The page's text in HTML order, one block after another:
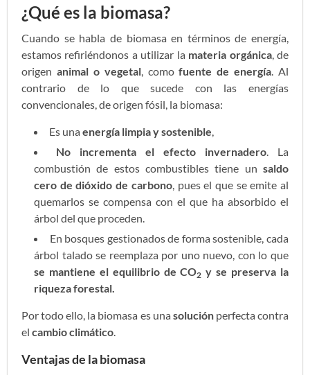
¿Qué es la biomasa?
Cuando se habla de biomasa en términos de energía,
estamos refiriéndonos a utilizar la materia orgánica, de
origen animal o vegetal, comofuente de energía . Al
contrario de lo que sucede con las energías
convencionales, de origen fósil, la biomasa:
Es una energía limpia y sostenible
No incrementa el efecto invernadero . La
combustión de estos combustibles tiene un saldo
cero de dióxido de carbono, pues el que se emite al
quemarlos se compensa con el que ha absorbido el
árbol del que proceden.
En bosques gestionados de forma sostenible, cada
árbol talado se reemplaza por uno nuevo, con lo que
se mantiene el equilibrio de CO2 y se preserva la
riqueza forestal.
Por todo ello, la biomasa es una soluciónperfecta contra
el cambio climático
Ventajas de la biomasa